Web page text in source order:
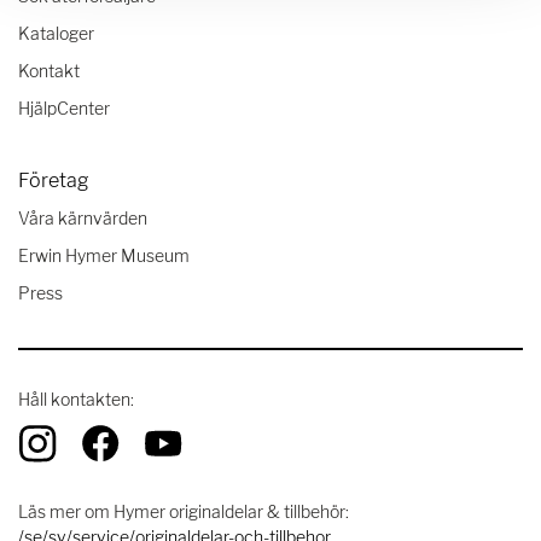
Kataloger
Kontakt
HjälpCenter
Företag
Våra kärnvärden
Erwin Hymer Museum
Press
Håll kontakten:
Läs mer om Hymer originaldelar & tillbehör:
/se/sv/service/originaldelar-och-tillbehor